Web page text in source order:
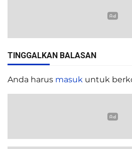
TINGGALKAN BALASAN
Anda harus masuk untuk